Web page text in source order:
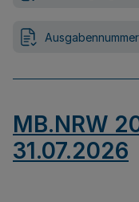
Ausgabennummer
MB.NRW
31.07.2026